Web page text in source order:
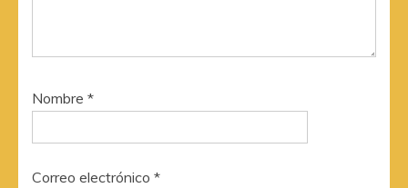
Nombre *
Correo electrónico *